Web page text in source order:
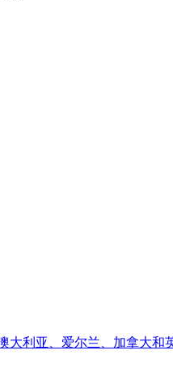
大利亚、爱尔兰、加拿大和